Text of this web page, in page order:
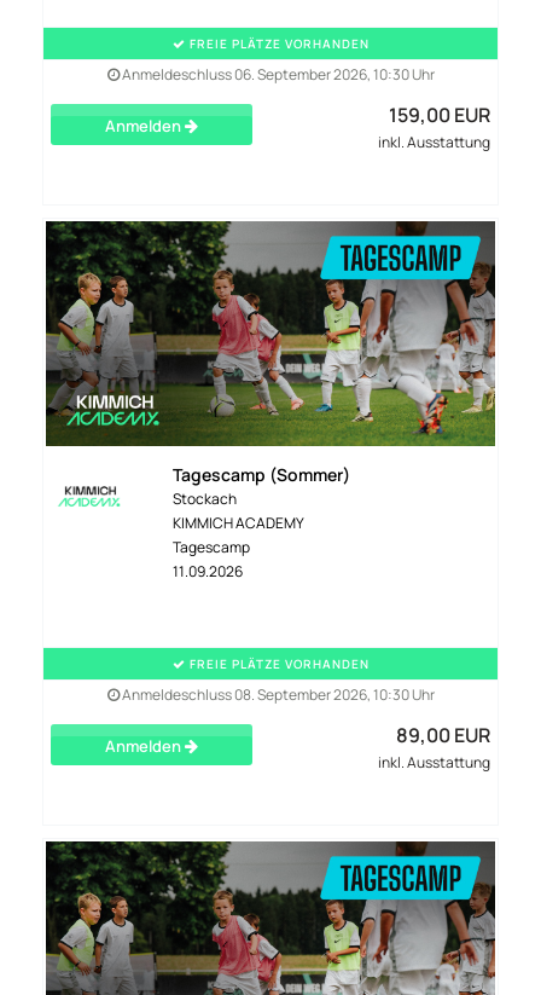
FREIE PLÄTZE VORHANDEN
Anmeldeschluss 06. September 2026, 10:30 Uhr
Anmelden 159,00 EUR
inkl. Ausstattung
Tagescamp (Sommer)
Stockach
KIMMICH ACADEMY
Tagescamp
11.09.2026
FREIE PLÄTZE VORHANDEN
Anmeldeschluss 08. September 2026, 10:30 Uhr
Anmelden 89,00 EUR
inkl. Ausstattung